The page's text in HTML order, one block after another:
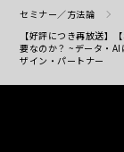
セミナー／方法論
【好評につき再放送】
要なのか？ ~データ・
ザイン・パートナー